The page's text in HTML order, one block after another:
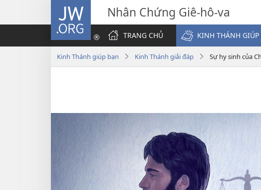
JW.ORG Nhân Chứng Giê-hô-va
TRANG CHỦ
KINH THÁNH GIÚP
Kinh Thánh giúp bạn Kinh Thánh giải đáp Sự hy sinh của